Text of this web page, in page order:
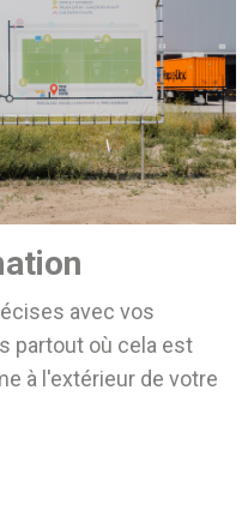
avec vos
partout où cela est
à l'extérieur de votre